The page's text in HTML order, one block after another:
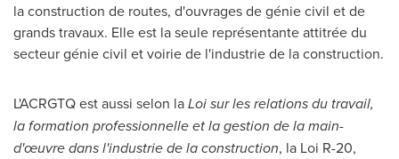
la construction de routes, d'ouvrages de génie civil et de
grands travaux. Elle est la seule représentante attitrée du
secteur génie civil et voirie de l'industrie de la construction.
L'ACRGTQ est aussi selon laLoi sur les relations du travail,
la formation professionnelle et la gestion de la main-
d'œuvre dans l'industrie de la construction, la Loi R-20,